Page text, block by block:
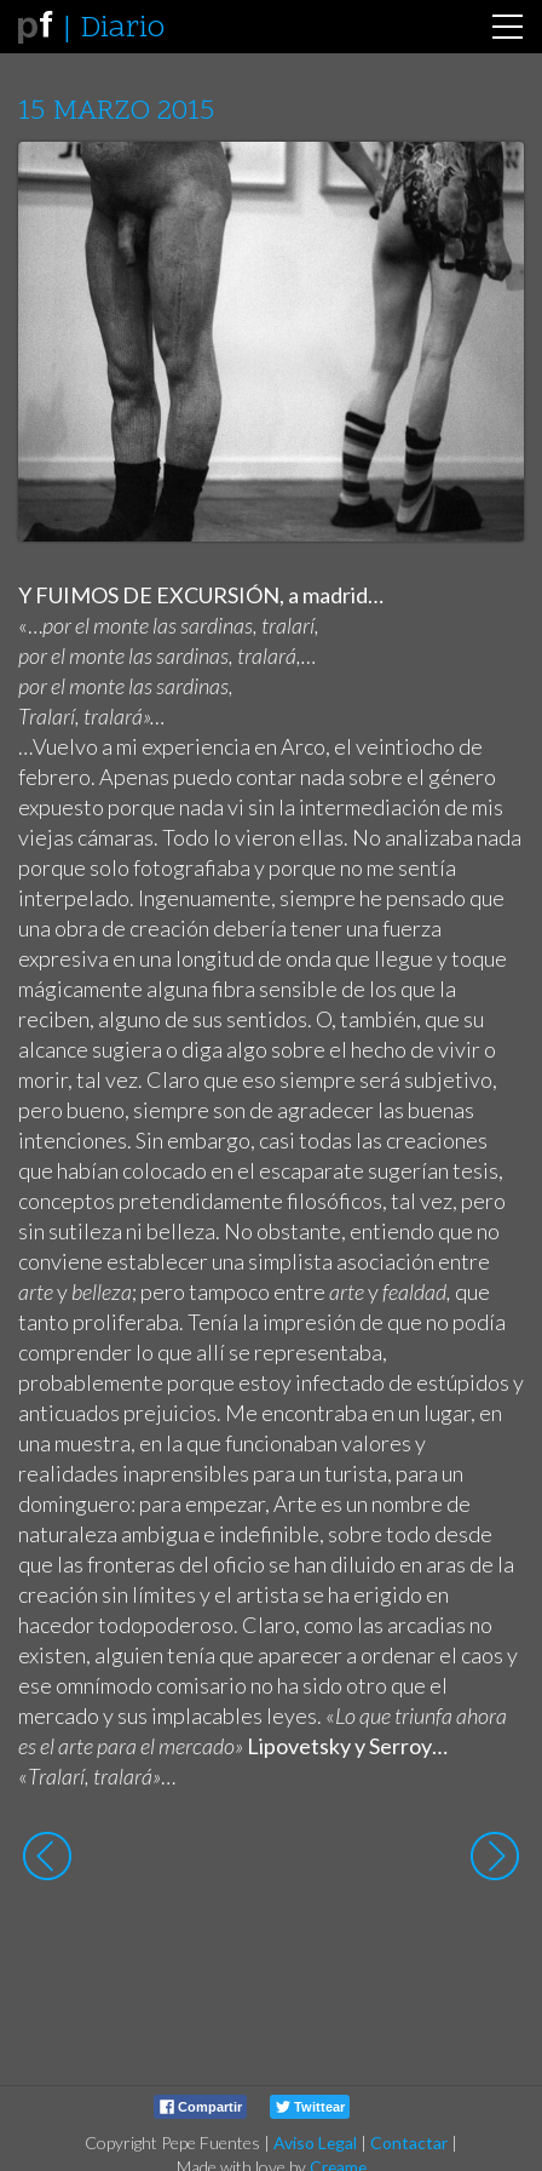
Diario
15 MARZO 2015
Y FUIMOS DE EXCURSIÓN, a madrid…
«…por el monte las sardinas, tralarí,
por el monte las sardinas, tralará,…
por el monte las sardinas,
Tralarí, tralará»…
…Vuelvo a mi experiencia en Arco, el veintiocho de
febrero. Apenas puedo contar nada sobre el género
expuesto porque nada vi sin la intermediación de mis
viejas cámaras. Todo lo vieron ellas. No analizaba nada
porque solo fotografiaba y porque no me sentía
interpelado. Ingenuamente, siempre he pensado que
una obra de creación debería tener una fuerza
expresiva en una longitud de onda que llegue y toque
mágicamente alguna fibra sensible de los que la
reciben, alguno de sus sentidos. O, también, que su
alcance sugiera o diga algo sobre el hecho de vivir o
morir, tal vez. Claro que eso siempre será subjetivo,
pero bueno, siempre son de agradecer las buenas
intenciones. Sin embargo, casi todas las creaciones
que habían colocado en el escaparate sugerían tesis,
conceptos pretendidamente filosóficos, tal vez, pero
sin sutileza ni belleza. No obstante, entiendo que no
conviene establecer una simplista asociación entre
arteybelleza; pero tampoco entrearteyfealdad, que
tanto proliferaba. Tenía la impresión de que no podía
comprender lo que allí se representaba,
probablemente porque estoy infectado de estúpidos y
anticuados prejuicios. Me encontraba en un lugar, en
una muestra, en la que funcionaban valores y
realidades inaprensibles para un turista, para un
dominguero: para empezar, Arte es un nombre de
naturaleza ambigua e indefinible, sobre todo desde
que las fronteras del oficio se han diluido en aras de la
creación sin límites y el artista se ha erigido en
hacedor todopoderoso. Claro, como las arcadias no
existen, alguien tenía que aparecer a ordenar el caos y
ese omnímodo comisario no ha sido otro que el
mercado y sus implacables leyes. «Lo que triunfa ahora
es el arte para el mercado» Lipovetsky y Serroy…
«Tralarí, tralará»…
Compartir Twittear
Copyright Pepe Fuentes | Aviso Legal | Contactar |
Made with love byCreame